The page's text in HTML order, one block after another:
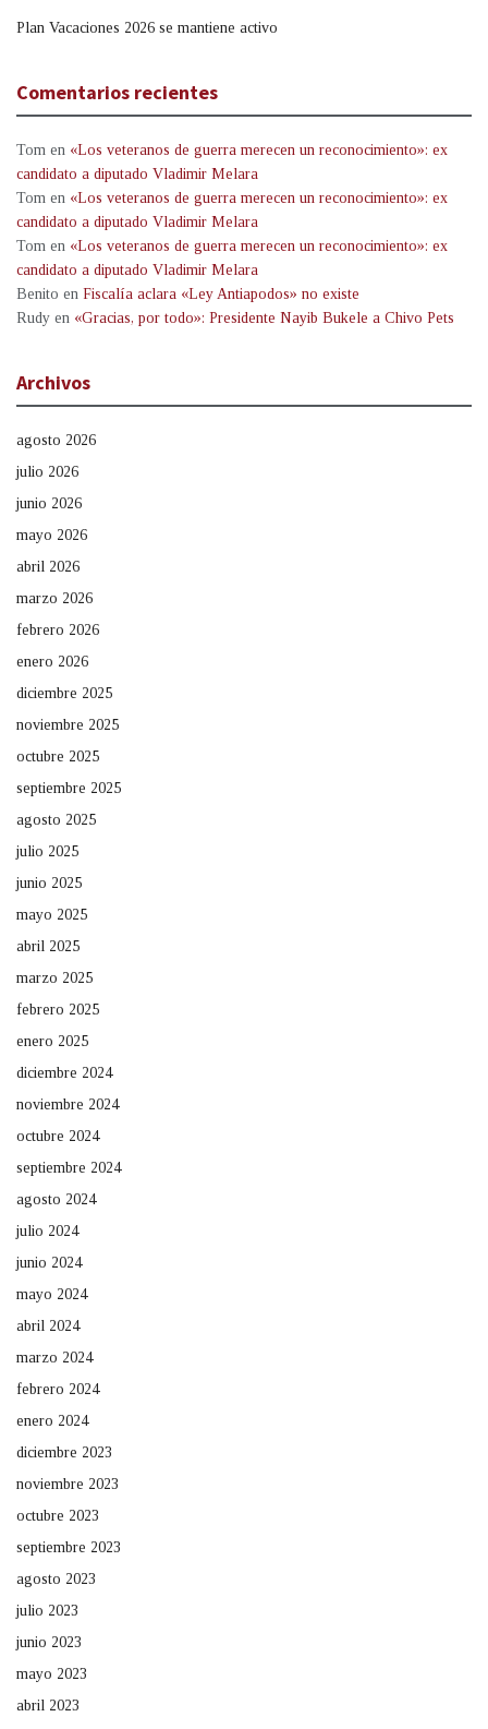
Plan Vacaciones 2026 se mantiene activo
Comentarios recientes
Tom en «Los veteranos de guerra merecen un reconocimiento»: ex
candidato a diputado Vladimir Melara
Tom en «Los veteranos de guerra merecen un reconocimiento»: ex
candidato a diputado Vladimir Melara
Tom en «Los veteranos de guerra merecen un reconocimiento»: ex
candidato a diputado Vladimir Melara
Benito en Fiscalía aclara «Ley Antiapodos» no existe
Rudy en «Gracias, por todo»: Presidente Nayib Bukele a Chivo Pets
Archivos
agosto 2026
julio 2026
junio 2026
mayo 2026
abril 2026
marzo 2026
febrero 2026
enero 2026
diciembre 2025
noviembre 2025
octubre 2025
septiembre 2025
agosto 2025
julio 2025
junio 2025
mayo 2025
abril 2025
marzo 2025
febrero 2025
enero 2025
diciembre 2024
noviembre 2024
octubre 2024
septiembre 2024
agosto 2024
julio 2024
junio 2024
mayo 2024
abril 2024
marzo 2024
febrero 2024
enero 2024
diciembre 2023
noviembre 2023
octubre 2023
septiembre 2023
agosto 2023
julio 2023
junio 2023
mayo 2023
abril 2023